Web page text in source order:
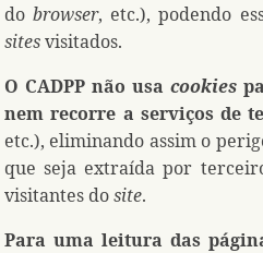
dobrowser, etc.), podendo
sitesvisitados.
O CADPP não usa cookies
nem recorre a serviços de
etc.), eliminando assim o
que seja extraída por
visitantes dosite.
Para uma leitura das